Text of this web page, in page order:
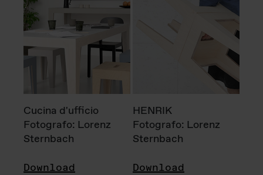
Cucina d'ufficio
Fotografo: Lorenz
Sternbach
Download
HENRIK
Fotografo: Lorenz
Sternbach
Download